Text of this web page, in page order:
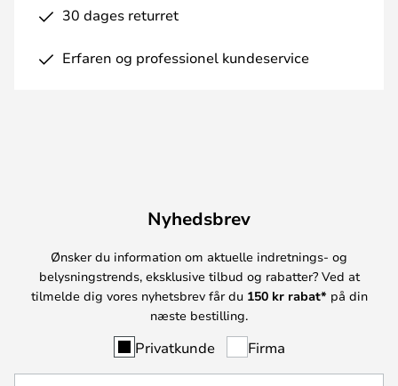
30 dages returret
Erfaren og professionel kundeservice
Nyhedsbrev
Ønsker du information om aktuelle indretnings- og
belysningstrends, eksklusive tilbud og rabatter? Ved at
tilmelde dig vores nyhetsbrev får du 150 kr rabat* på din
næste bestilling.
Privatkunde Firma